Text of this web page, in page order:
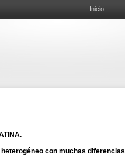
Inicio
con muchas diferencias